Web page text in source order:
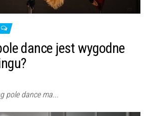
dance jest wygodne
pole dance ma...